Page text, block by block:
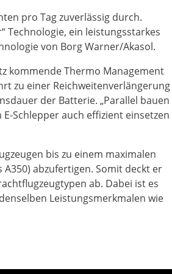
pro Tag zuverlässig durch.
Technologie, ein leistungsstarkes
von Borg Warner/Akasol.
kommende Thermo Management
zu einer Reichweitenverlängerung
der Batterie. „Parallel bauen
Schlepper auch effizient einsetzen
bis zu einem maximalen
A350) abzufertigen. Somit deckt er
ab. Dabei ist es
Leistungsmerkmalen wie